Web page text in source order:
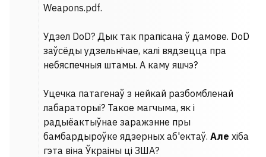
Weapons.pdf.
Удзел DoD? Дык так прапісана ў дамове. DoD
заўсёды удзельнічае, калі вядзецца пра
небяспечныя штамы. А каму яшчэ?
Уцечка патагенаў з нейкай разбомбленай
лабараторыі? Такое магчыма, як і
радыёактыўнае заражэнне пры
бамбардыроўке ядзерных аб'ектаў. Але хіба
гэта віна Ўкраіны ці ЗША?